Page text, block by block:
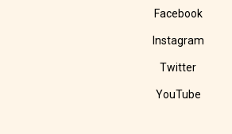
Facebook
Instagram
Twitter
YouTube